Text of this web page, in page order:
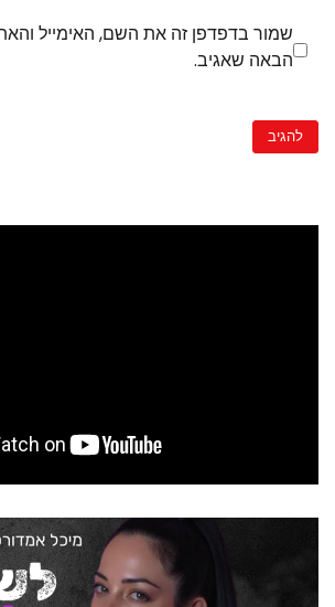
שמור בדפדפן זה את השם, האימייל
הבאה שאגיב.